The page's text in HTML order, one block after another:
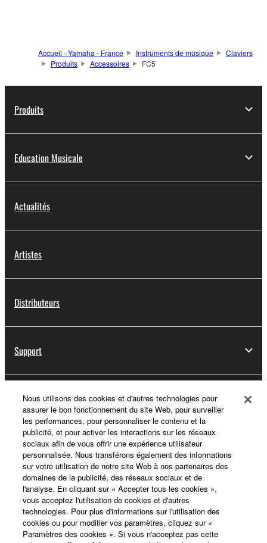
Accueil - Yamaha - France Instruments de musique
Claviers
Produits
Accessoires FC5
Produits
Education Musicale
Actualités
Artistes
Distributeurs
Support
Yamaha Music ID - Enregistrement
A propos de Yamaha
France - French
Professionnel
Nous utilisons des cookies et d'autres technologies pour
assurer le bon fonctionnement du site Web, pour surveiller
les performances, pour personnaliser le contenu et la
publicité, et pour activer les interactions sur les réseaux
sociaux afin de vous offrir une expérience utilisateur
personnalisée. Nous transférons également des informations
sur votre utilisation de notre site Web à nos partenaires des
domaines de la publicité, des réseaux sociaux et de
l'analyse. En cliquant sur « Accepter tous les cookies »,
vous acceptez l'utilisation de cookies et d'autres
technologies. Pour plus d'informations sur l'utilisation des
cookies ou pour modifier vos paramètres, cliquez sur «
Paramètres des cookies ». Si vous n'acceptez pas cette